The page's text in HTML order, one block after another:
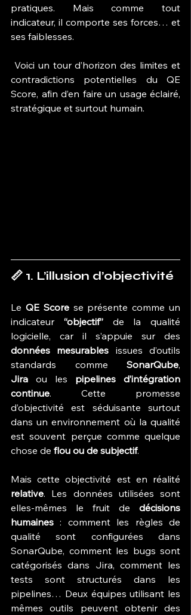
pratiques. Mais comme tout
indicateur, il comporte ses forces… et
ses faiblesses.
Voici un tour d’horizon des limites et
contradictions potentielles du QE
Score, afin d’en faire un usage éclairé,
stratégique et surtout humain.
📏 1. L’illusion d’objectivité
Le QE Score se présente comme un
indicateur “objectif” de la qualité
données mesurables issues d’outils
standards comme SonarQube
Jira ou les pipelines d’intégration
continue. Cette promesse
d’objectivité est séduisante surtout
dans un environnement où la qualité
est souvent perçue comme quelque
chose de flou ou de subjectif.
relative. Les données utilisées sont
elles-mêmes le fruit de décisions
humaines : comment les règles de
qualité sont configurées dans
SonarQube, comment les bugs sont
catégorisés dans Jira, comment les
tests sont structurés dans les
pipelines… Deux équipes utilisant les
mêmes outils peuvent obtenir des